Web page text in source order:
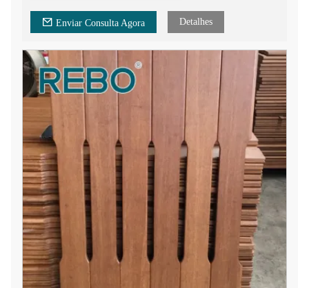
comuns, compensados, etc.
Enviar Consulta Agora Detalhes